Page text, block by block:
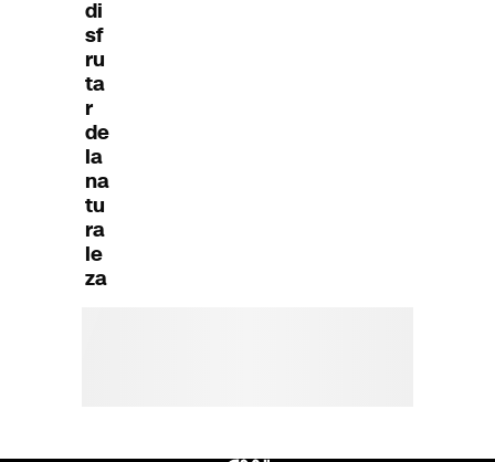
di
sf
ru
ta
r
de
la
na
tu
ra
le
za